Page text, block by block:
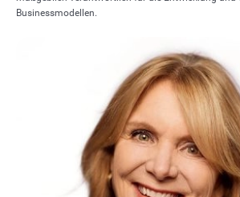
Businessmodellen.